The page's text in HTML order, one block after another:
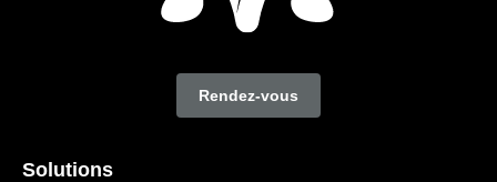
Solutions
Rendez-vous